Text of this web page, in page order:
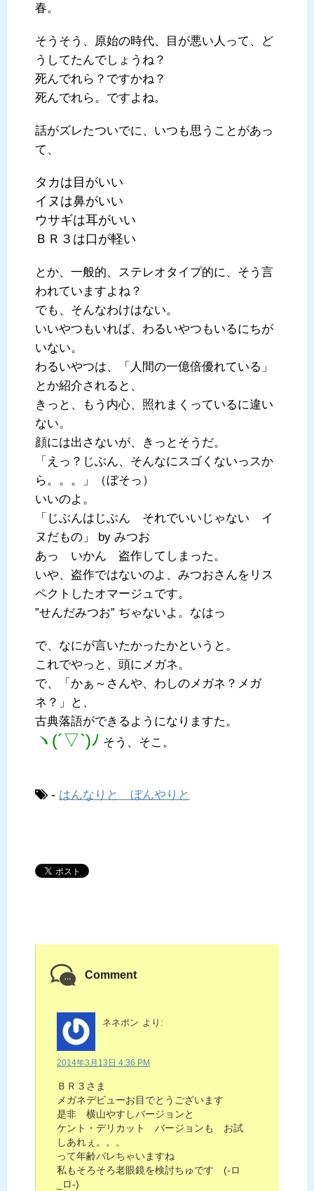
春。
そうそう、原始の時代、目が悪い人って、ど
うしてたんでしょうね？
死んでれら？ですかね？
死んでれら。ですよね。
話がズレたついでに、いつも思うことがあっ
て、
タカは目がいい
イヌは鼻がいい
ウサギは耳がいい
ＢＲ３は口が軽い
とか、一般的、ステレオタイプ的に、そう言
われていますよね？
でも、そんなわけはない。
いいやつもいれば、わるいやつもいるにちが
いない。
わるいやつは、「人間の一億倍優れている」
とか紹介されると、
きっと、もう内心、照れまくっているに違い
ない。
顔には出さないが、きっとそうだ。
「えっ？じぶん、そんなにスゴくないっスか
ら。。。」（ぼそっ）
いいのよ。
「じぶんはじぶん それでいいじゃない イ
ヌだもの」 by みつお
あっ いかん 盗作してしまった。
いや、盗作ではないのよ、みつおさんをリス
ペクトしたオマージュです。
”せんだみつお” ぢゃないよ。なはっ
で、なにが言いたかったかというと。
これでやっと、頭にメガネ。
で、「かぁ～さんや、わしのメガネ？メガ
ネ？」と、
古典落語ができるようになりますた。
ヽ(´▽`)ﾉ そう、そこ。
- はんなりと ぼんやりと
Comment
ネネポン より:
2014年3月13日 4:36 PM
ＢＲ３さま
メガネデビューお目でとうございます
是非 横山やすしバージョンと
ケント・デリカット バージョンも お試
しあれぇ。。。
って年齢バレちゃいますね
私もそろそろ老眼鏡を検討ちゅです (-ロ
_ロ-)